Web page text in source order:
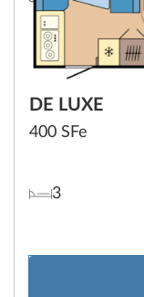
DE LUXE
400 SFe
3